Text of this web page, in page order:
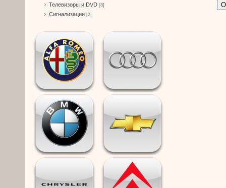
Телевизоры и DVD [8]
Сигнализации [2]